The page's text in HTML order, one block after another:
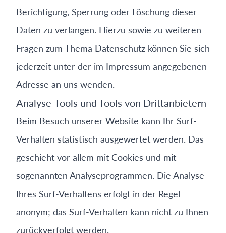
Berichtigung, Sperrung oder Löschung dieser
Daten zu verlangen. Hierzu sowie zu weiteren
Fragen zum Thema Datenschutz können Sie sich
jederzeit unter der im Impressum angegebenen
Adresse an uns wenden.
Analyse-Tools und Tools von Drittanbietern
Beim Besuch unserer Website kann Ihr Surf-
Verhalten statistisch ausgewertet werden. Das
geschieht vor allem mit Cookies und mit
sogenannten Analyseprogrammen. Die Analyse
Ihres Surf-Verhaltens erfolgt in der Regel
anonym; das Surf-Verhalten kann nicht zu Ihnen
zurückverfolgt werden.